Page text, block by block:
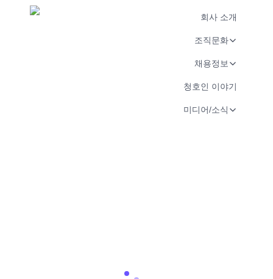
회사 소개
조직문화
채용정보
청호인 이야기
미디어/소식